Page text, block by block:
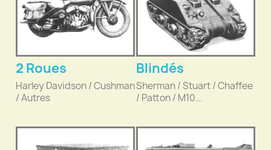
2 Roues
Harley Davidson / Cushman
/ Autres
Blindés
Sherman / Stuart / Chaffee
/ Patton / M10...